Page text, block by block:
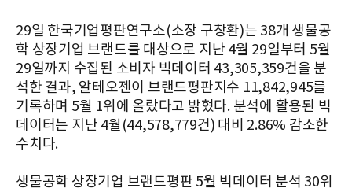
29일 한국기업평판연구소(소장 구창환)는 38개 생물공
학 상장기업 브랜드를 대상으로 지난 4월 29일부터 5월
29일까지 수집된 소비자 빅데이터 43,305,359건을 분
석한 결과, 알테오젠이 브랜드평판지수 11,842,945를
기록하며 5월 1위에 올랐다고 밝혔다. 분석에 활용된 빅
데이터는 지난 4월(44,578,779건) 대비 2.86% 감소한
수치다.
생물공학 상장기업 브랜드평판 5월 빅데이터 분석 30위